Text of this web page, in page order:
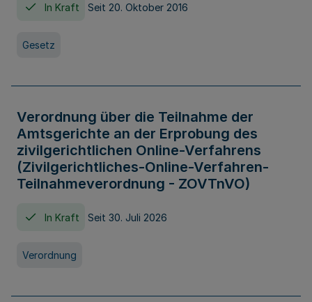
In Kraft Seit 20. Oktober 2016
Gesetz
Verordnung über die Teilnahme der
Amtsgerichte an der Erprobung des
zivilgerichtlichen Online-Verfahrens
(Zivilgerichtliches-Online-Verfahren-
Teilnahmeverordnung - ZOVTnVO)
In Kraft Seit 30. Juli 2026
Verordnung